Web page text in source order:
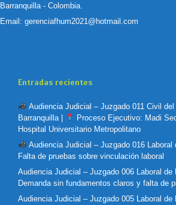
Barranquilla - Colombia.
Email: gerenciafhum2021@hotmail.com
Entradas recientes
Audiencia Judicial – Juzgado 011 Civil
Barranquilla |
Proceso Ejecutivo: Madi
Hospital Universitario Metropolitano
Audiencia Judicial – Juzgado 016 Laboral
Falta de pruebas sobre vinculación laboral
Audiencia Judicial – Juzgado 006 Laboral de
Demanda sin fundamentos claros y falta de
Audiencia Judicial – Juzgado 005 Laboral de